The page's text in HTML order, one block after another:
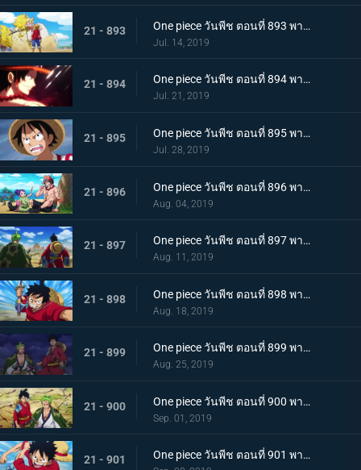
21 - 893 One piece วันพีช ตอนที่ 893 พากย์ไทย โอทามะปรากฏตัว ลูฟี่ vs ทหารไคโด!
Jul. 14, 2019
21 - 894 One piece วันพีช ตอนที่ 894 พากย์ไทย จะต้องมาแน่ๆ ตำนานเอสที่แคว้นวาโนะ!
Jul. 21, 2019
21 - 895 One piece วันพีช ตอนที่ 895 พากย์ไทย ตอนพิเศษ! นักล่าค่าหัวสุดแกร่ง ซีดอล
Jul. 28, 2019
21 - 896 One piece วันพีช ตอนที่ 896 พากย์ไทย ตอนพิเศษ! ศึกตัดสินระหว่างลูฟี่และเจ้าแห่งแก๊ส
Aug. 04, 2019
21 - 897 One piece วันพีช ตอนที่ 897 พากย์ไทย ช่วยโอทามะ หมวกฟางทะลวงฝ่าทุ่งรกร้าง!
Aug. 11, 2019
21 - 898 One piece วันพีช ตอนที่ 898 พากย์ไทย ดาราเด่น! จอมขมังเวทย์ฮอว์คินส์ออกโรง
Aug. 18, 2019
21 - 899 One piece วันพีช ตอนที่ 899 พากย์ไทย ความพ่ายแพ้ที่เลี่ยงไม่ได้ การโจมตีอย่างหนักของสตรอว์แมน!
Aug. 25, 2019
21 - 900 One piece วันพีช ตอนที่ 900 พากย์ไทย วันที่แสนจะสุดยอด โอทามะ และ ถั่วแดงต้ม
Sep. 01, 2019
21 - 901 One piece วันพีช ตอนที่ 901 พากย์ไทย บุกรังของศัตรู เมืองบาคุระที่เต็มไปด้วยเจ้าหน้าที่รัฐ!